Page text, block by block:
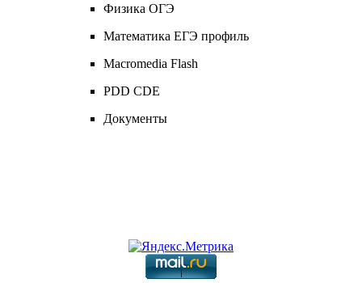
Физика ОГЭ
Математика ЕГЭ профиль
Macromedia Flash
PDD CDЕ
Документы